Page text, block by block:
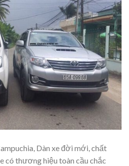
Dàn xe đời mới, chất
có thương hiệu toàn cầu chắc